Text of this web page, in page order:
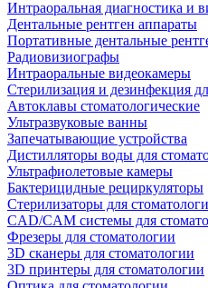
Интраоральная диагностика и
Дентальные рентген аппараты
Портативные дентальные
Радиовизиографы
Интраоральные видеокамеры
Стерилизация и дезинфекция
Автоклавы стоматологические
Ультразвуковые ванны
Запечатывающие устройства
Дистилляторы воды для
Ультрафиолетовые камеры
Бактерицидные рециркуляторы
Стерилизаторы для
CAD/CAM системы для
Фрезеры для стоматологии
3D cканеры для стоматологии
3D принтеры для стоматологии